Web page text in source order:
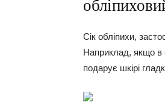
Сік обліпихи,
Наприклад, якщо в
подарує шкірі